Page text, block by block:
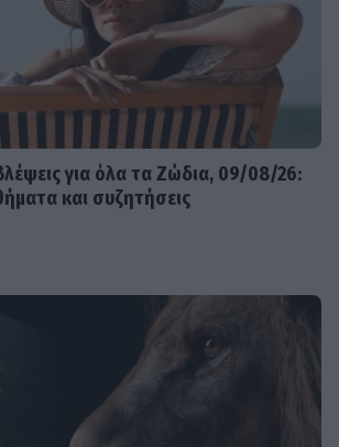
για όλα τα Ζώδια, 09/08/26:
και συζητήσεις